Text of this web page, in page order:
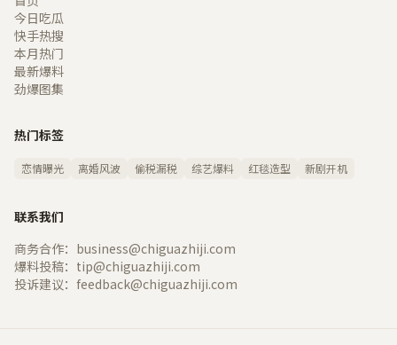
今日吃瓜
快手热搜
本月热门
最新爆料
劲爆图集
热门标签
恋情曝光 离婚风波 偷税漏税 综艺爆料 红毯造型 新剧开机
联系我们
商务合作：business@chiguazhiji.com
爆料投稿：tip@chiguazhiji.com
投诉建议：feedback@chiguazhiji.com